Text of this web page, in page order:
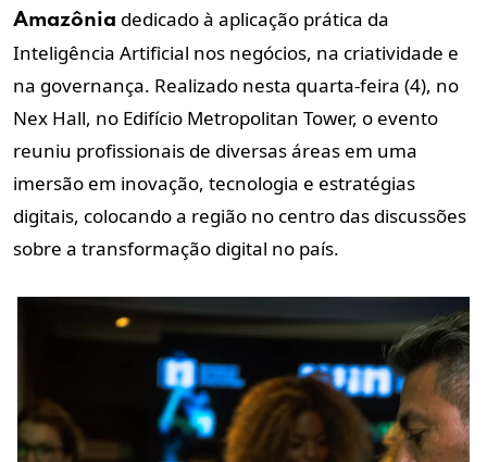
Amazônia dedicado à aplicação prática da
Inteligência Artificial nos negócios, na criatividade e
na governança. Realizado nesta quarta-feira (4), no
Nex Hall, no Edifício Metropolitan Tower, o evento
reuniu profissionais de diversas áreas em uma
imersão em inovação, tecnologia e estratégias
digitais, colocando a região no centro das discussões
sobre a transformação digital no país.